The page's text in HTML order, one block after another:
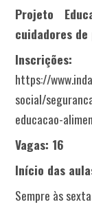
Projeto
cuidadores de
Inscrições:
https://
social/
educacao-
Vagas: 16
Início das
Sempre às